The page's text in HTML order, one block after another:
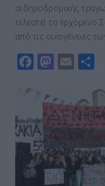
σιδηροδρομικής
τελεστεί το
από τις οικογένειες
F
b
o
o
k
M
st
o
d
o
n
E
ai
l
ρ
α
σ
ε